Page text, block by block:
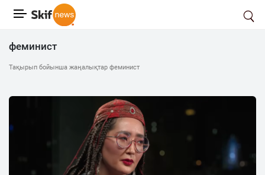
феминист
Тақырып бойынша жаңалықтар феминист